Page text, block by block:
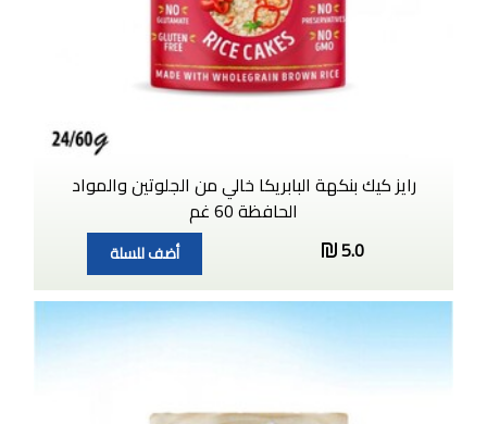
رايز كيك بنكهة البابريكا خالي من الجلوتين والمواد
الحافظة 60 غم
5.0
أضف للسلة